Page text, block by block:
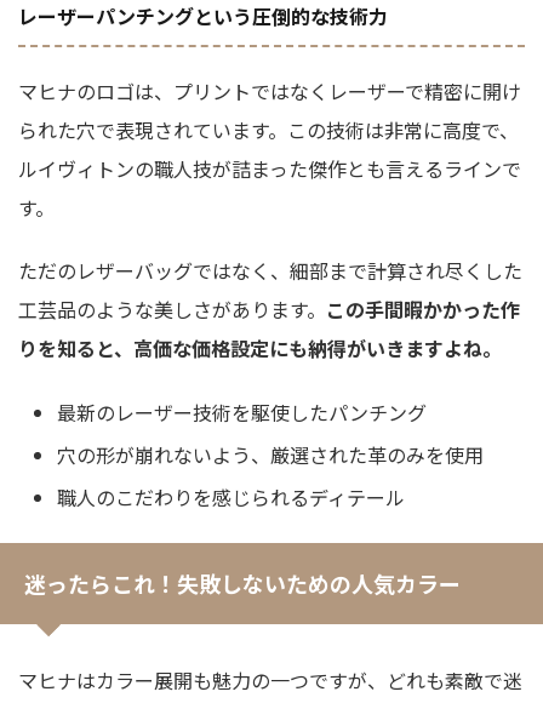
レーザーパンチングという圧倒的な技術力
マヒナのロゴは、プリントではなくレーザーで精密に開け
られた穴で表現されています。この技術は非常に高度で、
ルイヴィトンの職人技が詰まった傑作とも言えるラインで
す。
ただのレザーバッグではなく、細部まで計算され尽くした
工芸品のような美しさがあります。 この手間暇かかった作
りを知ると、高価な価格設定にも納得がいきますよね。
最新のレーザー技術を駆使したパンチング
穴の形が崩れないよう、厳選された革のみを使用
職人のこだわりを感じられるディテール
迷ったらこれ！失敗しないための人気カラー
マヒナはカラー展開も魅力の一つですが、どれも素敵で迷